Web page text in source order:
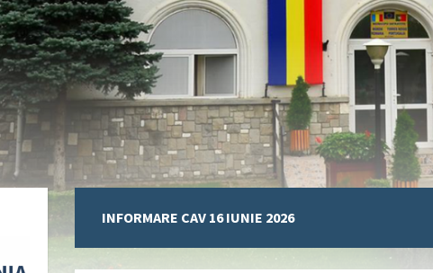
INFORMARE CAV 16 IUNIE 2026